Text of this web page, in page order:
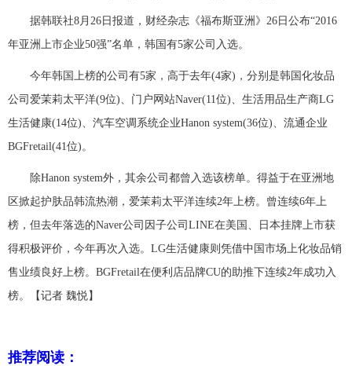
图片 视频 彩票 食品
金融 公益 军事 无人机
新华电视中文 新华电视英文 返回PC
据韩联社8月26日报道，财经杂志《福布斯亚洲》26日公布“2016
年亚洲上市企业50强”名单，韩国有5家公司入选。
今年韩国上榜的公司有5家，高于去年(4家)，分别是韩国化妆品
公司爱茉莉太平洋(9位)、门户网站Naver(11位)、生活用品生产商LG
生活健康(14位)、汽车空调系统企业Hanon system(36位)、流通企业
BGFretail(41位)。
除Hanon system外，其余公司都曾入选该榜单。得益于在亚洲地
区掀起护肤品韩流热潮，爱茉莉太平洋连续2年上榜。曾连续6年上
榜，但去年落选的Naver公司因子公司LINE在美国、日本挂牌上市获
得积极评价，今年再次入选。LG生活健康则凭借中国市场上化妆品销
售业绩良好上榜。BGFretail在便利店品牌CU的助推下连续2年成功入
榜。【记者 魏悦】
推荐阅读：